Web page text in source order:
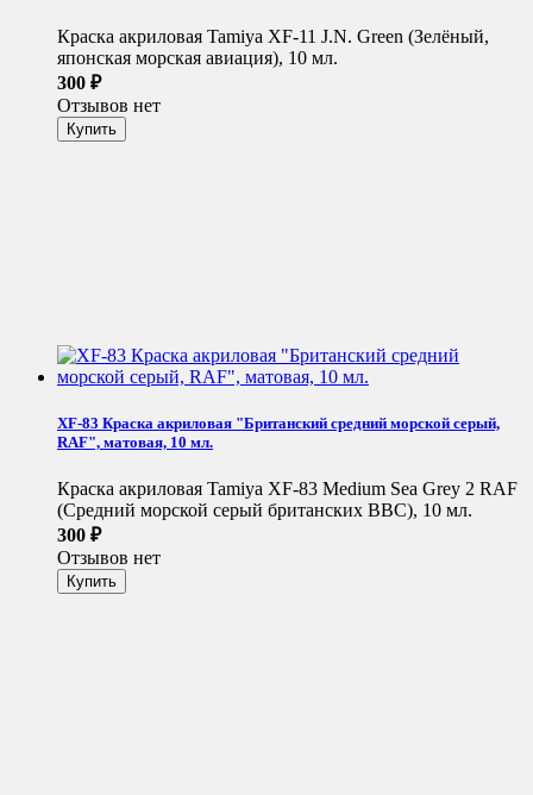
Краска акриловая Tamiya XF-11 J.N. Green (Зелёный,
японская морская авиация), 10 мл.
300 ₽
Отзывов нет
XF-83 Краска акриловая "Британский средний морской серый,
RAF", матовая, 10 мл.
Краска акриловая Tamiya XF-83 Medium Sea Grey 2 RAF
(Средний морской серый британских ВВС), 10 мл.
300 ₽
Отзывов нет